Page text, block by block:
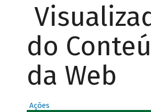
do
da Web
Ações